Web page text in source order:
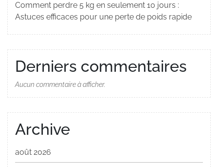
Comment perdre 5 kg en seulement 10 jours :
Astuces efficaces pour une perte de poids rapide
Derniers commentaires
Aucun commentaire à afficher.
Archive
août 2026